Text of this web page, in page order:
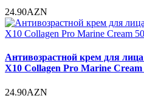
24.90AZN
Антивозрастной крем для
X10 Collagen Pro Marine
24.90AZN